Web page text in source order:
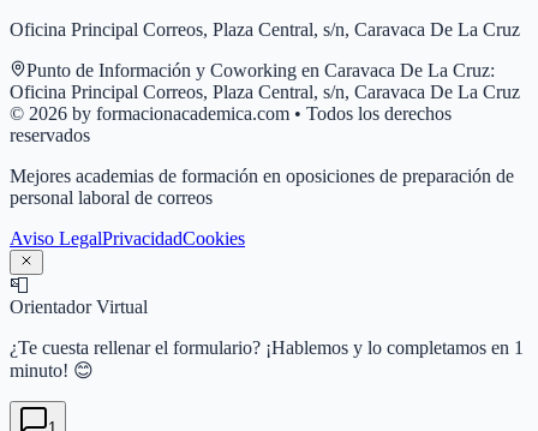
Oficina Principal Correos, Plaza Central, s/n, Caravaca De La Cruz
Punto de Información y Coworking en Caravaca De La Cruz:
Oficina Principal Correos, Plaza Central, s/n, Caravaca De La Cruz
© 2026 by formacionacademica.com • Todos los derechos
reservados
Mejores academias de formación en oposiciones de preparación de
personal laboral de correos
Aviso LegalPrivacidadCookies
📮
Orientador Virtual
¿Te cuesta rellenar el formulario? ¡Hablemos y lo completamos en 1
minuto! 😊